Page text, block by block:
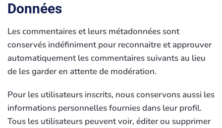
Données
Les commentaires et leurs métadonnées sont
conservés indéfiniment pour reconnaitre et approuver
automatiquement les commentaires suivants au lieu
de les garder en attente de modération.
Pour les utilisateurs inscrits, nous conservons aussi les
informations personnelles fournies dans leur profil.
Tous les utilisateurs peuvent voir, éditer ou supprimer